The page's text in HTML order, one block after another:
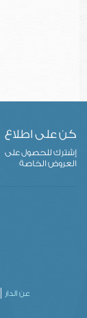
كن على اطلاع
إشترك للحصول على
العروض الخاصة
عن الدار